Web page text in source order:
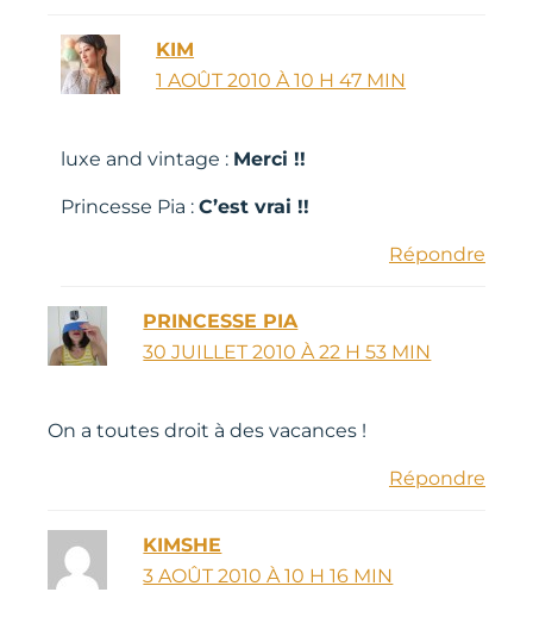
KIM
1 AOÛT 2010 À 10 H 47 MIN
luxe and vintage : Merci !!
Princesse Pia : C’est vrai !!
Répondre
PRINCESSE PIA
30 JUILLET 2010 À 22 H 53 MIN
On a toutes droit à des vacances !
Répondre
KIMSHE
3 AOÛT 2010 À 10 H 16 MIN